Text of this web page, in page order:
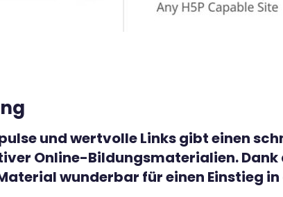
und wertvolle Links gibt einen
Online-Bildungsmaterialien.
wunderbar für einen Einstieg in